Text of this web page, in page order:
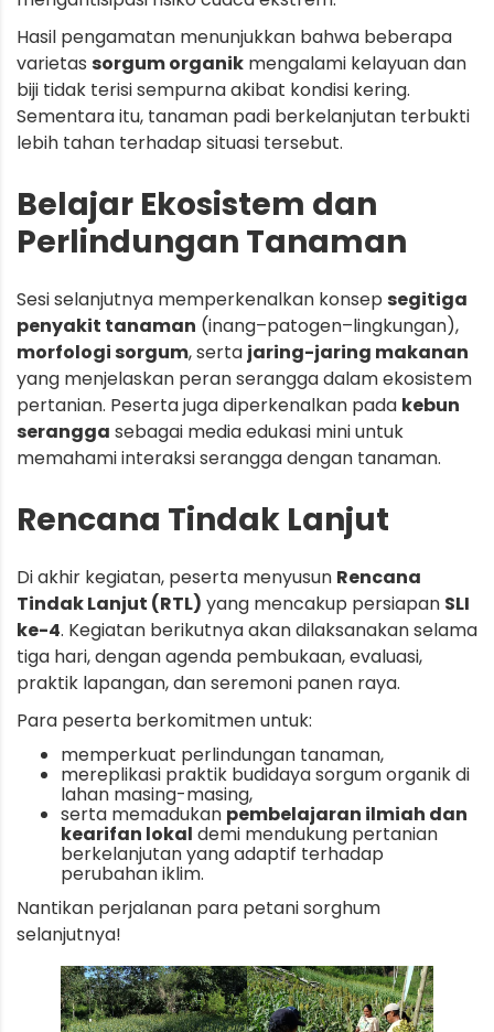
Hasil pengamatan menunjukkan bahwa beberapa
varietas sorgum organik mengalami kelayuan dan
biji tidak terisi sempurna akibat kondisi kering.
Sementara itu, tanaman padi berkelanjutan terbukti
lebih tahan terhadap situasi tersebut.
Belajar Ekosistem dan
Perlindungan Tanaman
Sesi selanjutnya memperkenalkan konsep segitiga
penyakit tanaman (inang–patogen–lingkungan),
morfologi sorgum, serta jaring-jaring makanan
yang menjelaskan peran serangga dalam ekosistem
pertanian. Peserta juga diperkenalkan pada kebun
serangga sebagai media edukasi mini untuk
memahami interaksi serangga dengan tanaman.
Rencana Tindak Lanjut
Di akhir kegiatan, peserta menyusun Rencana
Tindak Lanjut (RTL) yang mencakup persiapan SLI
ke-4. Kegiatan berikutnya akan dilaksanakan selama
tiga hari, dengan agenda pembukaan, evaluasi,
praktik lapangan, dan seremoni panen raya.
Para peserta berkomitmen untuk:
memperkuat perlindungan tanaman,
mereplikasi praktik budidaya sorgum organik di
lahan masing-masing,
serta memadukan pembelajaran ilmiah dan
kearifan lokal demi mendukung pertanian
berkelanjutan yang adaptif terhadap
perubahan iklim.
Nantikan perjalanan para petani sorghum
selanjutnya!